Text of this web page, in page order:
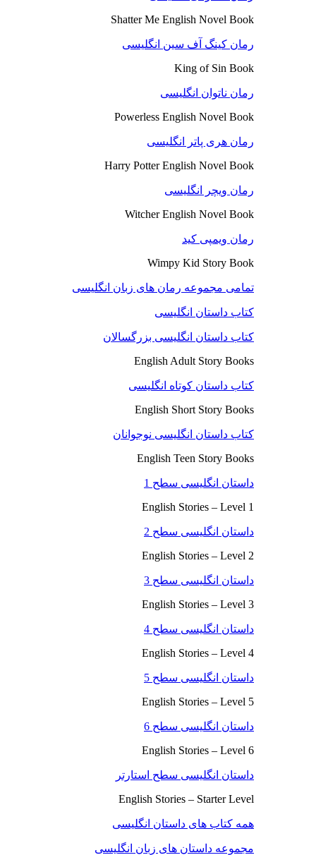
Shatter Me English Novel Book
رمان کینگ آف سین انگلیسی
King of Sin Book
رمان ناتوان انگلیسی
Powerless English Novel Book
رمان هری پاتر انگلیسی
Harry Potter English Novel Book
رمان ویچر انگلیسی
Witcher English Novel Book
رمان ویمپی کید
Wimpy Kid Story Book
تمامی مجموعه رمان های زبان انگلیسی
کتاب داستان انگلیسی
کتاب داستان انگلیسی بزرگسالان
English Adult Story Books
کتاب داستان کوتاه انگلیسی
English Short Story Books
کتاب داستان انگلیسی نوجوانان
English Teen Story Books
داستان انگلیسی سطح 1
English Stories – Level 1
داستان انگلیسی سطح 2
English Stories – Level 2
داستان انگلیسی سطح 3
English Stories – Level 3
داستان انگلیسی سطح 4
English Stories – Level 4
داستان انگلیسی سطح 5
English Stories – Level 5
داستان انگلیسی سطح 6
English Stories – Level 6
داستان انگلیسی سطح استارتر
English Stories – Starter Level
همه کتاب های داستان انگلیسی
مجموعه داستان های زبان انگلیسی